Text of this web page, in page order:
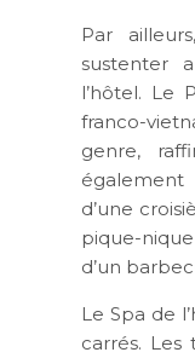
Par
sustenter
l’hôtel. Le
franco-
genre,
d’une
pique-
d’un
Le Spa de
carrés. Les